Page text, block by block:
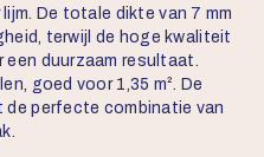
De totale dikte van 7 mm
terwijl de hoge kwaliteit
duurzaam resultaat.
goed voor 1,35 m². De
perfecte combinatie van